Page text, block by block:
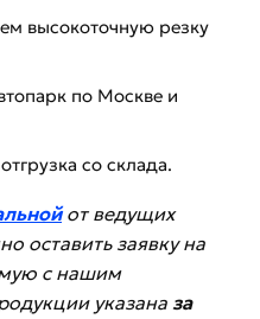
высокоточную резку
по Москве и
со склада.
от ведущих
оставить заявку на
с нашим
указана за